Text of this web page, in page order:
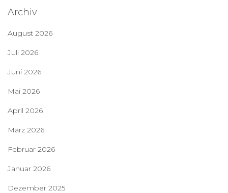
Archiv
August 2026
Juli 2026
Juni 2026
Mai 2026
April 2026
März 2026
Februar 2026
Januar 2026
Dezember 2025